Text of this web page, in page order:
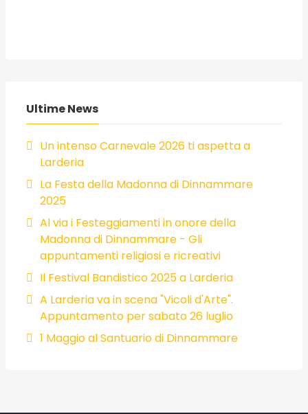
Ultime News
Un intenso Carnevale 2026 ti aspetta a
Larderia
La Festa della Madonna di Dinnammare
2025
Al via i Festeggiamenti in onore della
Madonna di Dinnammare - Gli
appuntamenti religiosi e ricreativi
Il Festival Bandistico 2025 a Larderia
A Larderia va in scena "Vicoli d'Arte".
Appuntamento per sabato 26 luglio
1 Maggio al Santuario di Dinnammare